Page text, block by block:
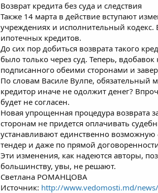
Возврат кредита без суда и следствия
Также 14 марта в действие вступают
учреждениях и исполнительный кодекс.
ипотечных кредитов.
До сих пор добиться возврата такого
было только через суд. Теперь,
подписанного обеими сторонами и
По словам Василе Вулпе, обязательный
кредитор иначе не одолжит денег?
будет не согласен.
Новая упрощенная процедура возврата
сторонам не придется оплачивать
устанавливают единственно
тендер и даже по прямой
Эти изменения, как надеются авторы,
большинству, увы, не решают.
Светлана РОМАНЦОВА
Источник: http://www.vedomosti.md/news/